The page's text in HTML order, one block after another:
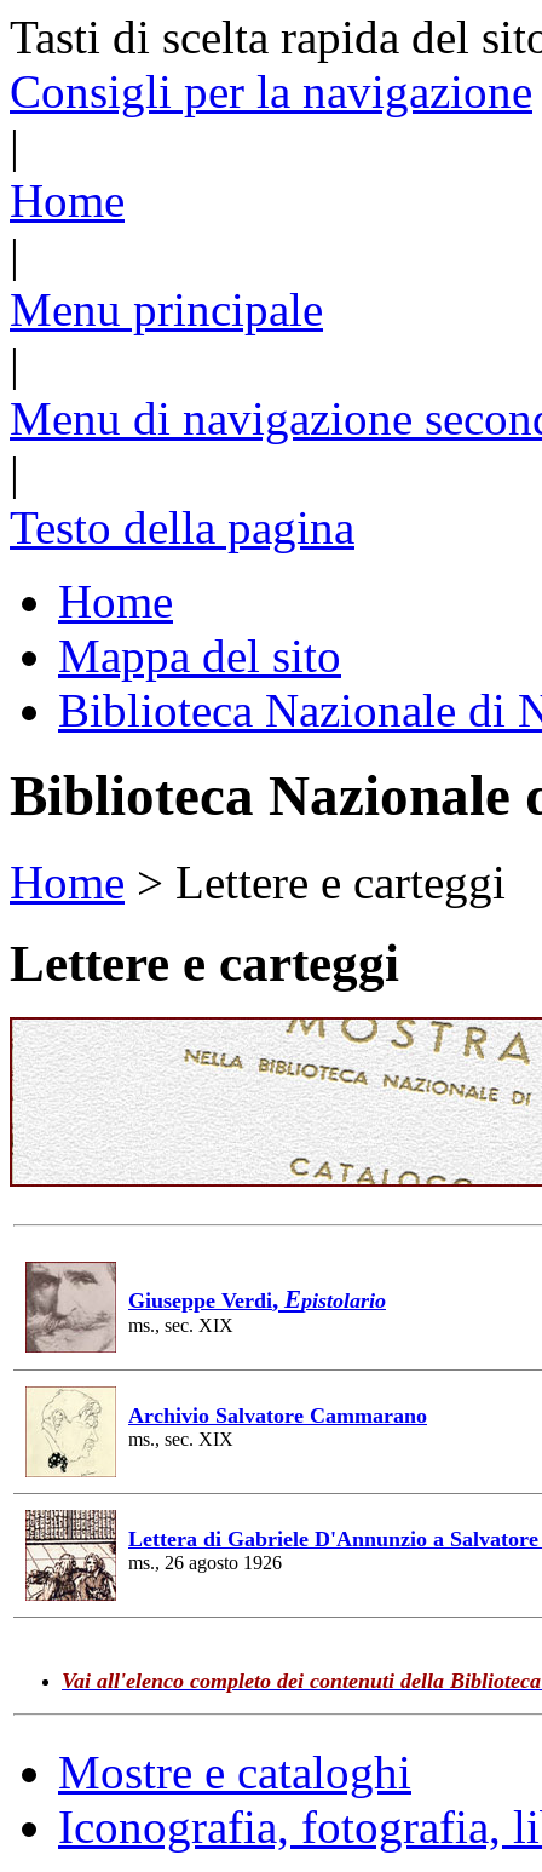
Tasti di scelta rapida del
Consigli per la navigazione
|
Home
|
Menu principale
|
Menu di navigazione
|
Testo della pagina
Home
Mappa del sito
Biblioteca Nazionale di
Biblioteca Nazionale
Home > Lettere e carteggi
Lettere e carteggi
Giuseppe Verdi, Epistolario
ms., sec. XIX
Archivio Salvatore Cammarano
ms., sec. XIX
Lettera di Gabriele D'Annunzio a Salvatore
ms., 26 agosto 1926
Vai all'elenco completo dei contenuti della
Mostre e cataloghi
Iconografia, fotografia,